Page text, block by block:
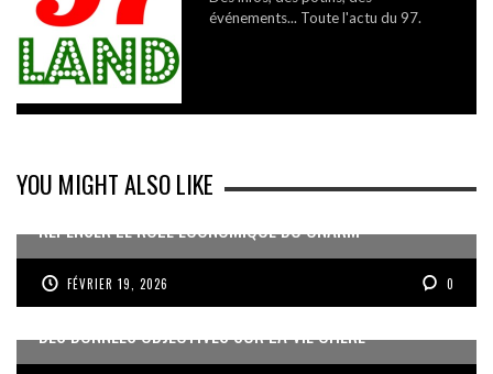
événements... Toute l'actu du 97.
YOU MIGHT ALSO LIKE
REPENSER LE RÔLE ÉCONOMIQUE DU CNARM
FÉVRIER 19, 2026 0
DES DONNÉES OBJECTIVES SUR LA VIE CHÈRE